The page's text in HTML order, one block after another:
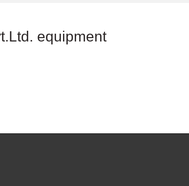
equipment